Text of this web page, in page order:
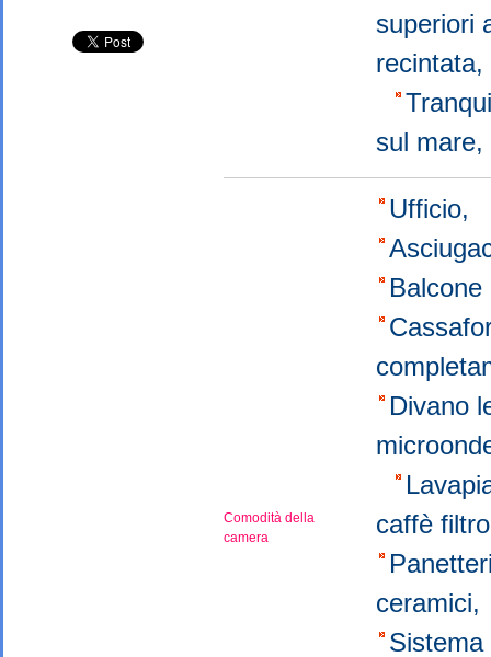
superiori
sul
Comodità della
camera
Ufficio,
Divano
caffè